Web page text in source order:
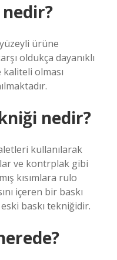
ürüne
oldukça dayanıklı
olması
nedir?
kullanılarak
ve kontrplak gibi
kısımlara rulo
içeren bir baskı
baskı tekniğidir.